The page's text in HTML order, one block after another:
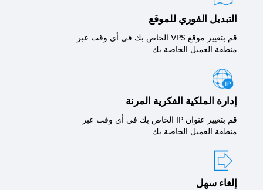
التبديل الفوري للموقع
قم بتغيير موقع VPS الخاص بك في أي وقت عبر
منطقة العميل الخاصة بك
إدارة الملكية الفكرية المرنة
قم بتغيير عنوان IP الخاص بك في أي وقت عبر
منطقة العميل الخاصة بك
إلغاء سهل